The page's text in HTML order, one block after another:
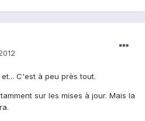
C'est à peu près tout.
sur les mises à jour. Mais la